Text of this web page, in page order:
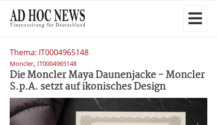
Thema: IT0004965148
Moncler, IT0004965148
Die Moncler Maya Daunenjacke - Moncler
S.p.A. setzt auf ikonisches Design